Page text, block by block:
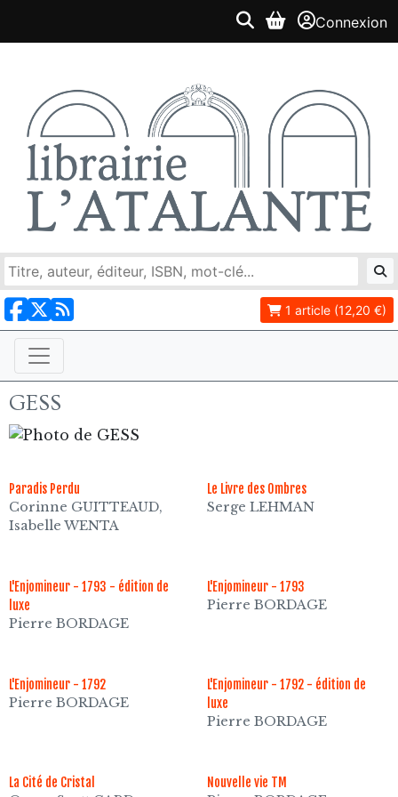
Connexion
1 article (12,20 €)
GESS
Paradis Perdu
Corinne GUITTEAUD,
Isabelle WENTA
Le Livre des Ombres
Serge LEHMAN
L'Enjomineur - 1793 - édition de
luxe
Pierre BORDAGE
L'Enjomineur - 1793
Pierre BORDAGE
L'Enjomineur - 1792
Pierre BORDAGE
L'Enjomineur - 1792 - édition de
luxe
Pierre BORDAGE
La Cité de Cristal Nouvelle vie TM